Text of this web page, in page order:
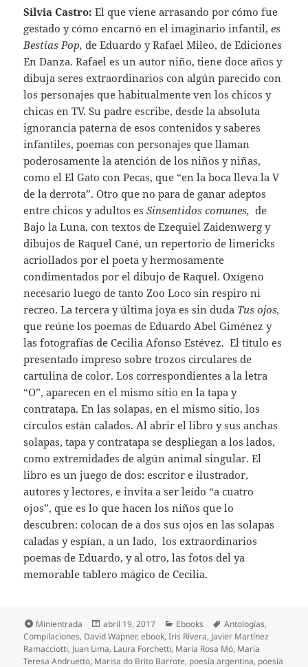
Silvia Castro:El que viene arrasando por cómo fue
gestado y cómo encarnó en el imaginario infantil,es
Bestias Pop, de Eduardo y Rafael Mileo, de Ediciones
En Danza. Rafael es un autor niño, tiene doce años y
dibuja seres extraordinarios con algún parecido con
los personajes que habitualmente ven los chicos y
chicas en TV. Su padre escribe, desde la absoluta
ignorancia paterna de esos contenidos y saberes
infantiles, poemas con personajes que llaman
poderosamente la atención de los niños y niñas,
como el El Gato con Pecas, que “en la boca lleva la V
de la derrota”. Otro que no para de ganar adeptos
entre chicos y adultos esSinsentidos comunes, de
Bajo la Luna, con textos de Ezequiel Zaidenwerg y
dibujos de Raquel Cané, un repertorio de limericks
acriollados por el poeta y hermosamente
condimentados por el dibujo de Raquel. Oxígeno
necesario luego de tanto Zoo Loco sin respiro ni
recreo. La tercera y última joya es sin duda Tus ojos,
que reúne los poemas de Eduardo Abel Giménez y
las fotografías de Cecilia Afonso Estévez. El título es
presentado impreso sobre trozos circulares de
cartulina de color. Los correspondientes a la letra
“O”, aparecen en el mismo sitio en la tapa y
contratapa. En las solapas, en el mismo sitio, los
círculos están calados. Al abrir el libro y sus anchas
solapas, tapa y contratapa se despliegan a los lados,
como extremidades de algún animal singular. El
libro es un juego de dos: escritor e ilustrador,
autores y lectores, e invita a ser leído “a cuatro
ojos”, que es lo que hacen los niños que lo
descubren: colocan de a dos sus ojos en las solapas
caladas y espían, a un lado, los extraordinarios
poemas de Eduardo, y al otro, las fotos del ya
memorable tablero mágico de Cecilia.
Formato
Minientrada
Publicado
el
abril 19, 2017 Categorías
Ebooks Etiquetas
Antologías,
Compilaciones, David Wapner,ebook,Iris Rivera, Javier Martínez
Ramacciotti, Juan Lima, Laura Forchetti, María Rosa Mó, María
Teresa Andruetto, Marisa do Brito Barrote, poesía argentina, poesía